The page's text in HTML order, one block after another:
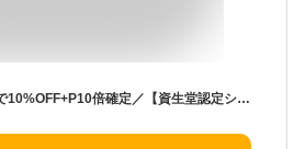
＼まもなく終了!超トクで10%OFF+P10倍確定／【資生堂認定ショップ】【全5色】25.2.21new! マキアージュ エッセンスリキッド EX 24mL